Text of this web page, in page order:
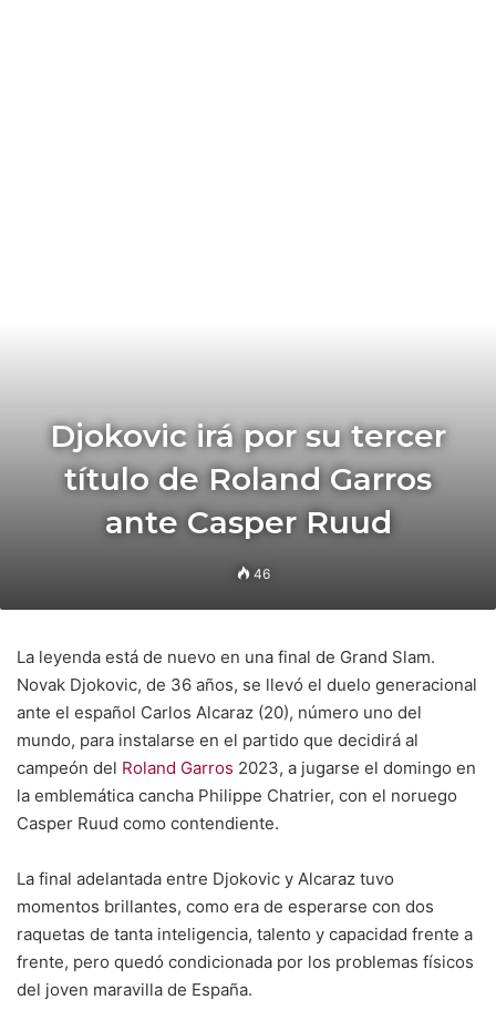
Djokovic irá por su tercer
título de Roland Garros
ante Casper Ruud
46
La leyenda está de nuevo en una final de Grand Slam.
Novak Djokovic, de 36 años, se llevó el duelo generacional
ante el español Carlos Alcaraz (20), número uno del
mundo, para instalarse en el partido que decidirá al
campeón del Roland Garros 2023, a jugarse el domingo en
la emblemática cancha Philippe Chatrier, con el noruego
Casper Ruud como contendiente.
La final adelantada entre Djokovic y Alcaraz tuvo
momentos brillantes, como era de esperarse con dos
raquetas de tanta inteligencia, talento y capacidad frente a
frente, pero quedó condicionada por los problemas físicos
del joven maravilla de España.